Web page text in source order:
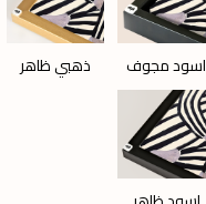
اسود مجوف ذهبي ظاهر